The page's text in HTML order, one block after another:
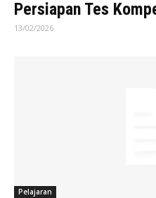
Persiapan Tes
13/02/2026
Pelajaran